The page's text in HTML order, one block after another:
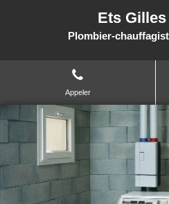
Ets
Plombier-
Appeler